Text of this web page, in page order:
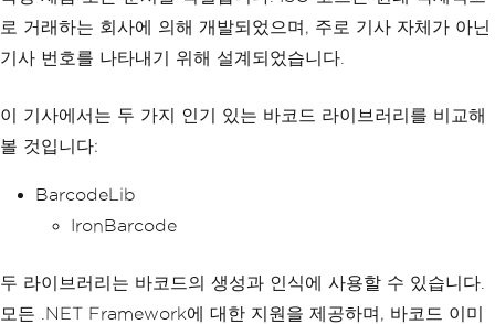
로 거래하는 회사에 의해 개발되었으며, 주로 기사 자체가 아닌
기사 번호를 나타내기 위해 설계되었습니다.
이 기사에서는 두 가지 인기 있는 바코드 라이브러리를 비교해
볼 것입니다:
BarcodeLib
IronBarcode
두 라이브러리는 바코드의 생성과 인식에 사용할 수 있습니다.
모든 .NET Framework에 대한 지원을 제공하며, 바코드 이미